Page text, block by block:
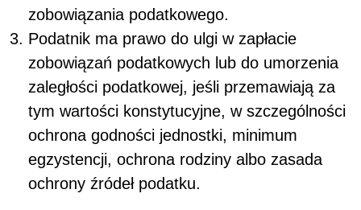
zobowiązania podatkowego.
Podatnik ma prawo do ulgi w zapłacie
zobowiązań podatkowych lub do umorzenia
zaległości podatkowej, jeśli przemawiają za
tym wartości konstytucyjne, w szczególności
ochrona godności jednostki, minimum
egzystencji, ochrona rodziny albo zasada
ochrony źródeł podatku.